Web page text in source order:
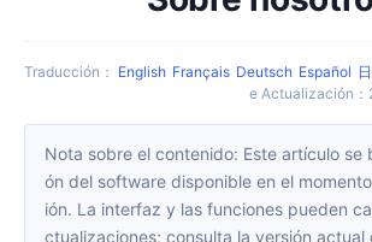
Traducción ： English Français Deutsch Español
e Actualización ：
Nota sobre el contenido: Este artículo se basa en la versi
ón del software disponible en el
ión. La interfaz y las funciones pueden
ctualizaciones; consulta la versión actual